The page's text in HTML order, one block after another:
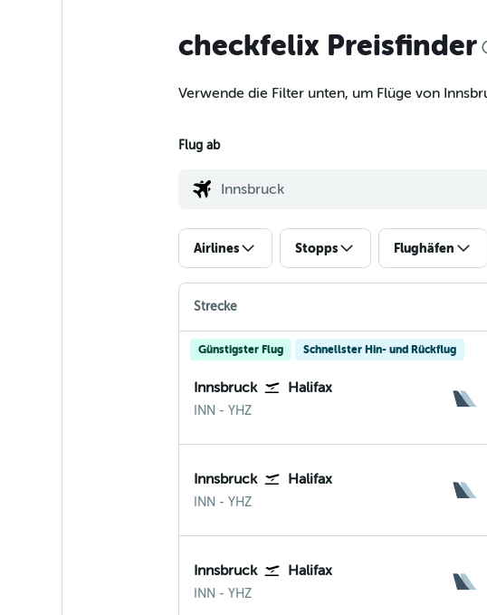
checkfelix Preisfinder
Verwende die Filter unten, um Flüge von
Flug ab
Airlines Stopps Flughäfen
Strecke
Günstigster Flug Schnellster Hin- und Rückflug
Innsbruck Halifax
INN Innsbruck
- YHZ
Innsbruck Halifax
INN Innsbruck
- YHZ
Innsbruck Halifax
INN Innsbruck
- YHZ